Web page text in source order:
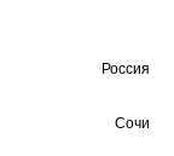
Россия
Сочи